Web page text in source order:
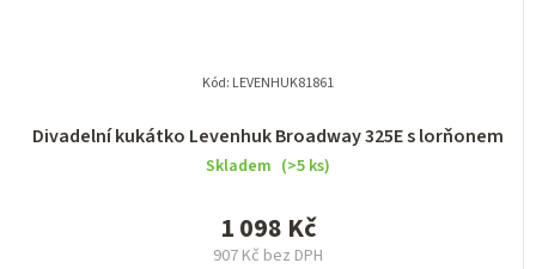
Divadelní kukátko Levenhuk Broadway 325E s lorňonem
Skladem (>5 ks)
907 Kč bez DPH
1 098 Kč
Kód: LEVENHUK81861